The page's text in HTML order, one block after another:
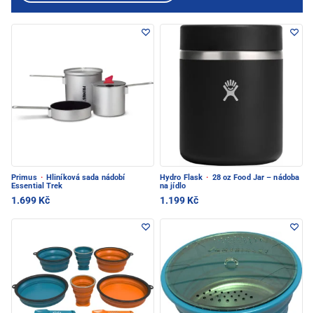
Primus · Hliníková sada nádobí
Essential Trek
1.699 Kč
Hydro Flask · 28 oz Food Jar – nádoba
na jídlo
1.199 Kč